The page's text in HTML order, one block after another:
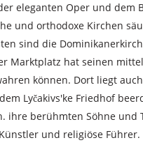
eleganten Oper und dem
und orthodoxe Kirchen
sind die
Marktplatz hat seinen
können. Dort liegt
Lyčakivs'ke Friedhof
ihre berühmten Söhne und
und religiöse Führer.